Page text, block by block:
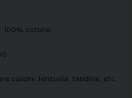
100% cotone.
cuscini, lenzuola, tendine, etc.